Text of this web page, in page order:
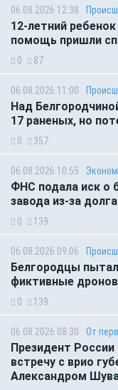
06.08.2026 12:38
12-летний
помощь пришли
0 87
06.08.2026 11:00
Над
17 раненых, но
0 357
06.08.2026 10:55
ФНС подала иск о
завода из-за
0 139
06.08.2026 09:06
Белгородцы
фиктивные
0 139
06.08.2026 08:30 От
Президент
встречу с врио
Александром